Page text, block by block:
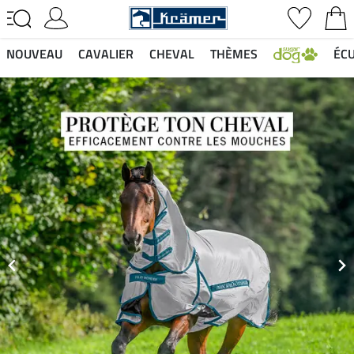
NOUVEAU CAVALIER CHEVAL THÈMES